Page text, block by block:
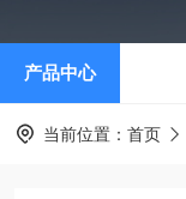
产品中心
当前位置： 首页